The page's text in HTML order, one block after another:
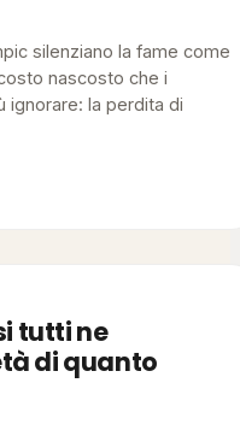
silenziano la fame come
nascosto che i
ignorare: la perdita di
tutti ne
di quanto